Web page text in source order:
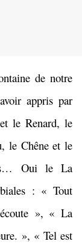
de notre
appris par
le Renard, le
le Chêne et le
Oui le La
: « Tout
», « La
», « Tel est